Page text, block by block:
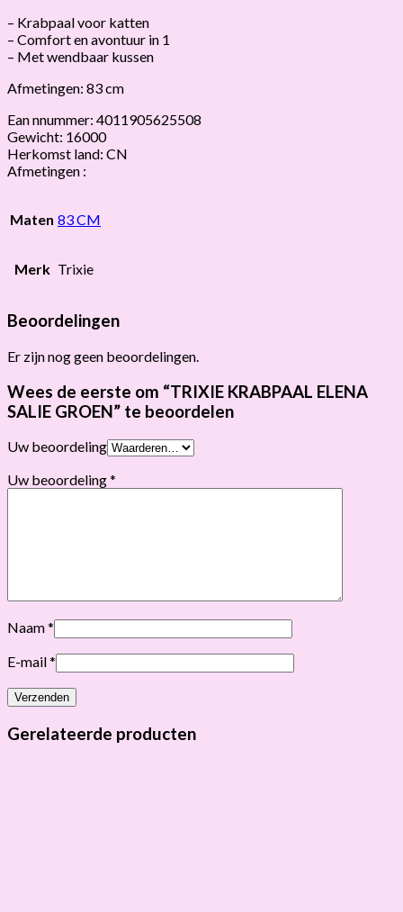
– Krabpaal voor katten
– Comfort en avontuur in 1
– Met wendbaar kussen
Afmetingen: 83 cm
Ean nnummer: 4011905625508
Gewicht: 16000
Herkomst land: CN
Afmetingen :
Maten 83 CM
Merk Trixie
Beoordelingen
Er zijn nog geen beoordelingen.
Wees de eerste om “TRIXIE KRABPAAL ELENA
SALIE GROEN” te beoordelen
Uw beoordeling
Uw beoordeling*
Naam*
E-mail*
Gerelateerde producten